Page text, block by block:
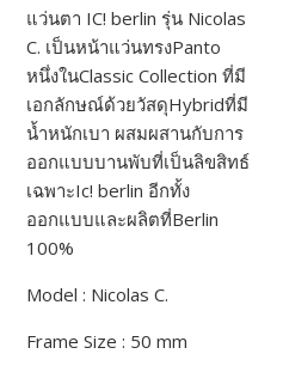
แว่นตา IC! berlin รุ่น Nicolas
C. เป็นหน้าแว่นทรงPanto
หนึ่งในClassic Collection ที่มี
เอกลักษณ์ด้วยวัสดุHybridที่มี
น้ำหนักเบา ผสมผสานกับการ
ออกแบบบานพับที่เป็นลิขสิทธ์
เฉพาะIc! berlin อีกทั้ง
ออกแบบและผลิตที่Berlin
100%
Model : Nicolas C.
Frame Size : 50 mm